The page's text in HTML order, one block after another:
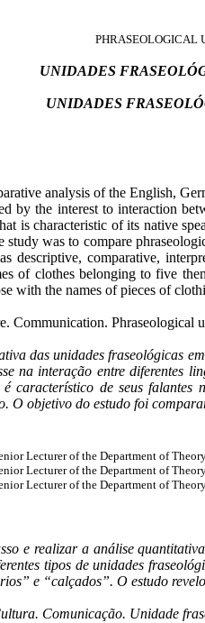
PHRASEOLOGICAL
UNIDADES
UNIDADES
analysis of the English,
by the interest to interaction
is characteristic of its native
was to compare
descriptive, comparative,
of clothes belonging to five
with the names of pieces of
Communication. Phraseological
das unidades fraseológicas
na interação entre diferentes
característico de seus
O objetivo do estudo foi
Lecturer of the Department of
Lecturer of the Department of
Lecturer of the Department of
e realizar a análise
tipos de unidades
e “calçados”. O estudo
Comunicação. Unidade